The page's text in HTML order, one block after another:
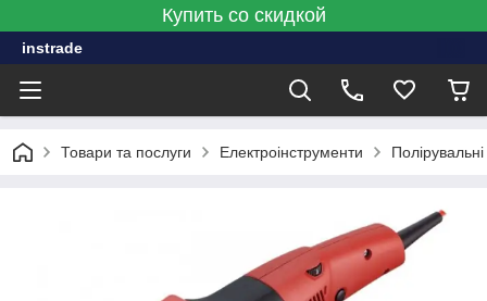
Купить со скидкой
instrade
Товари та послуги Електроінструменти